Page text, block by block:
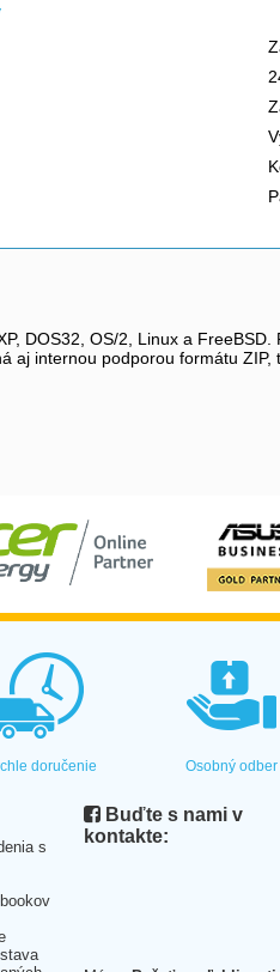
DOS32, OS/2, Linux a
aj internou podporou formátu ZIP,
doručenie Osobný odber
s
Buďte s nami v
kontakte: